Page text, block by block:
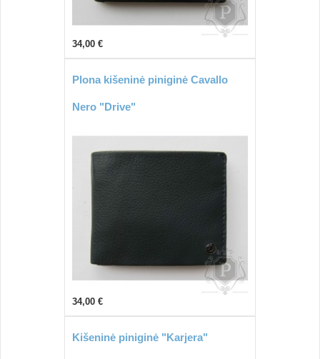
34,00 €
Plona kišeninė piniginė Cavallo
Nero "Drive"
34,00 €
Kišeninė piniginė "Karjera"